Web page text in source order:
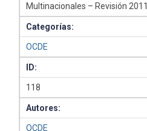
Multinacionales – Revisión 2011
Categorías:
OCDE
ID:
118
Autores:
OCDE